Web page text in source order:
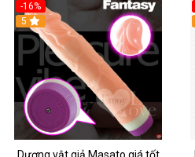
-16%
5